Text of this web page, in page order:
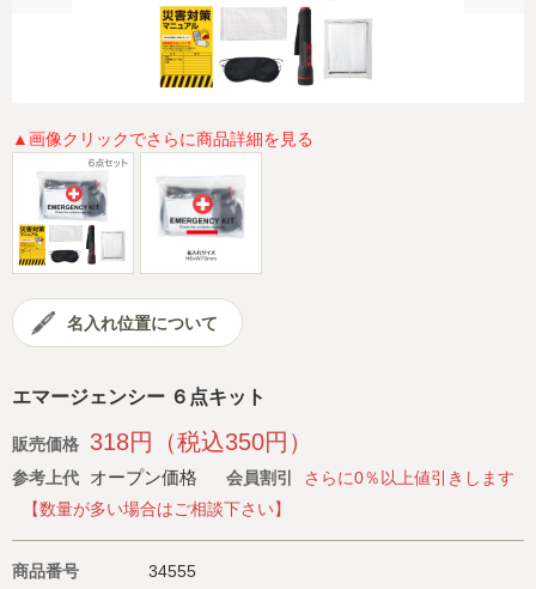
著作権と推奨環境について プライバシーポリシー
会社概要
▲画像クリックでさらに商品詳細を見る
名入れ位置について
エマージェンシー ６点キット
販売価格 318円（税込350円）
参考上代 オープン価格 会員割引
さらに0％以上値引きします
【数量が多い場合はご相談下さい】
商品番号
34555